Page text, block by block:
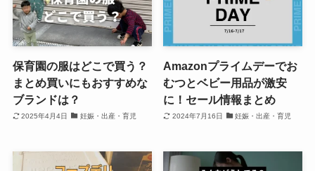
保育園の服はどこで買う？
まとめ買いにもおすすめな
ブランドは？
2025年4月4日 妊娠・出産・育児
Amazonプライムデーでお
むつとベビー用品が激安
に！セール情報まとめ
2024年7月16日 妊娠・出産・育児